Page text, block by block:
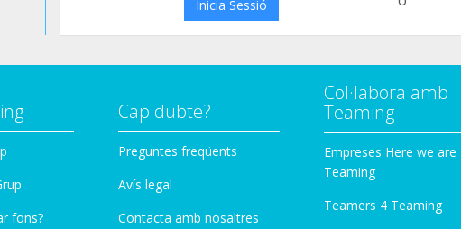
Inicia Sessió
fons?
Cap dubte?
Preguntes freqüents
Avís legal
Contacta amb nosaltres
Col·labora amb
Teaming
Empreses Here we are
Teaming
Teamers 4 Teaming